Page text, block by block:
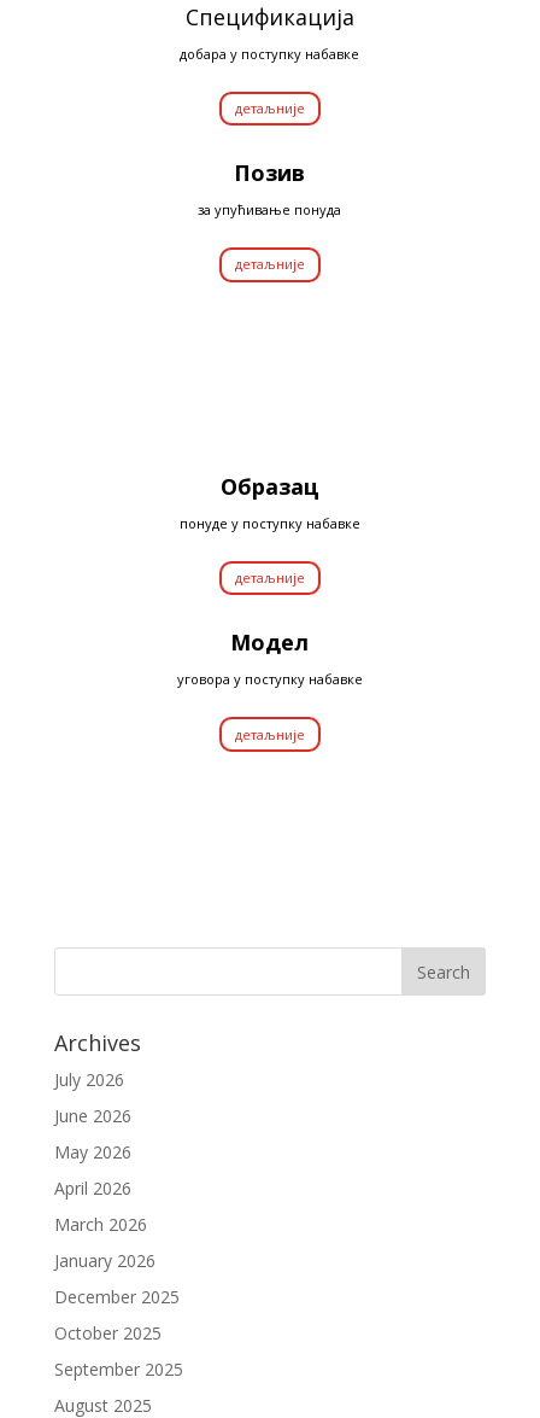
Спецификација
добара у поступку набавке
детаљније
Позив
за упућивање понуда
детаљније
Образац
понуде у поступку набавке
детаљније
Модел
уговора у поступку набавке
детаљније
Archives
July 2026
June 2026
May 2026
April 2026
March 2026
January 2026
December 2025
October 2025
September 2025
August 2025